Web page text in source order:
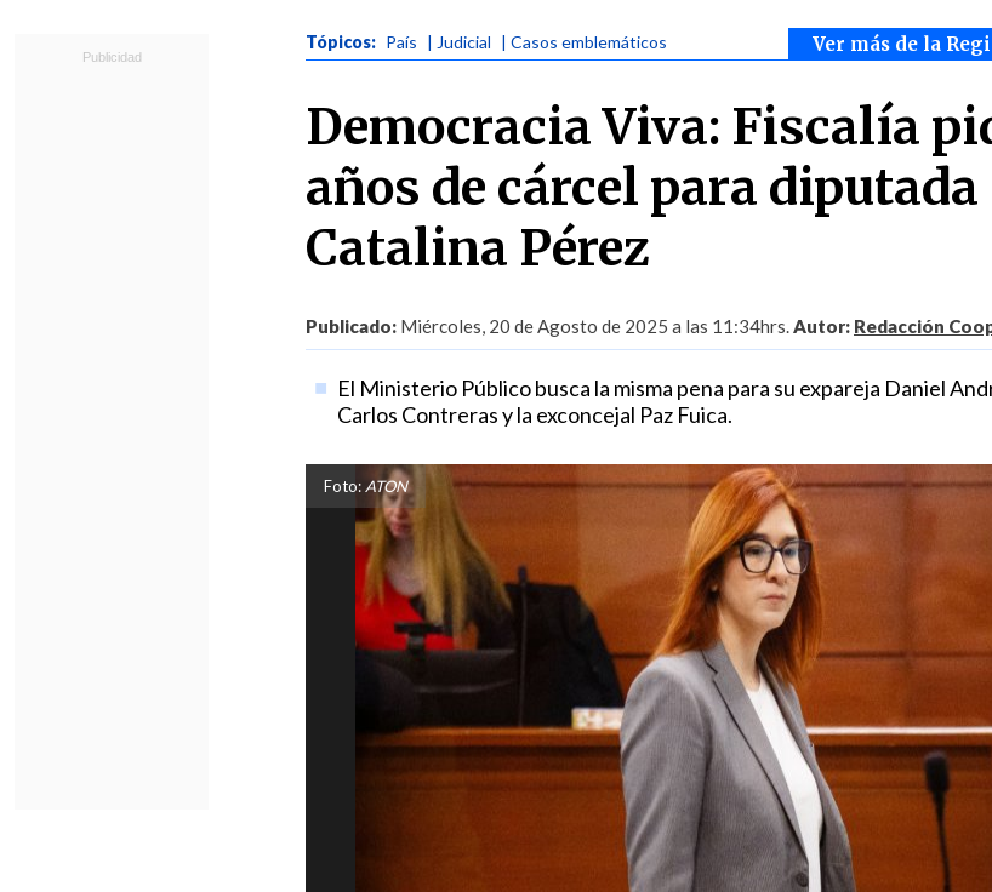
Ver más de la
Tópicos: País | Judicial | Casos emblemáticos
Democracia Viva: Fiscalía
años de cárcel para diputada
Catalina Pérez
Publicado: Miércoles, 20 de Agosto de 2025 a las 11:34hrs.Autor: Redacción
El Ministerio Público busca la misma pena para su expareja Daniel
Carlos Contreras y la exconcejal Paz Fuica.
Foto: ATON